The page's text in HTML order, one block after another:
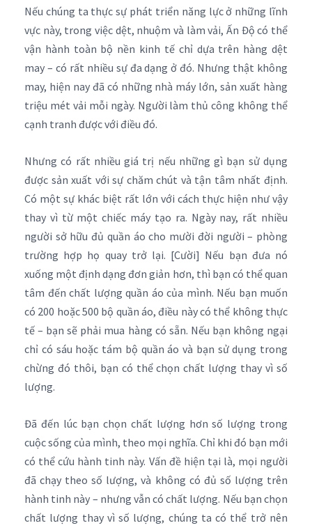
Nếu chúng ta thực sự phát triển năng lực ở những lĩnh
vực này, trong việc dệt, nhuộm và làm vải, Ấn Độ có thể
vận hành toàn bộ nền kinh tế chỉ dựa trên hàng dệt
may – có rất nhiều sự đa dạng ở đó. Nhưng thật không
may, hiện nay đã có những nhà máy lớn, sản xuất hàng
triệu mét vải mỗi ngày. Người làm thủ công không thể
cạnh tranh được với điều đó.
Nhưng có rất nhiều giá trị nếu những gì bạn sử dụng
được sản xuất với sự chăm chút và tận tâm nhất định.
Có một sự khác biệt rất lớn với cách thực hiện như vậy
thay vì từ một chiếc máy tạo ra. Ngày nay, rất nhiều
người sở hữu đủ quần áo cho mười đời người – phòng
trường hợp họ quay trở lại. [Cười] Nếu bạn đưa nó
xuống một định dạng đơn giản hơn, thì bạn có thể quan
tâm đến chất lượng quần áo của mình. Nếu bạn muốn
có 200 hoặc 500 bộ quần áo, điều này có thể không thực
tế – bạn sẽ phải mua hàng có sẵn. Nếu bạn không ngại
chỉ có sáu hoặc tám bộ quần áo và bạn sử dụng trong
chừng đó thôi, bạn có thể chọn chất lượng thay vì số
lượng.
Đã đến lúc bạn chọn chất lượng hơn số lượng trong
cuộc sống của mình, theo mọi nghĩa. Chỉ khi đó bạn mới
có thể cứu hành tinh này. Vấn đề hiện tại là, mọi người
đã chạy theo số lượng, và không có đủ số lượng trên
hành tinh này – nhưng vẫn có chất lượng. Nếu bạn chọn
chất lượng thay vì số lượng, chúng ta có thể trở nên